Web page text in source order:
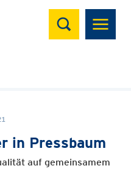
Suchen
in Pressbaum
auf gemeinsamem